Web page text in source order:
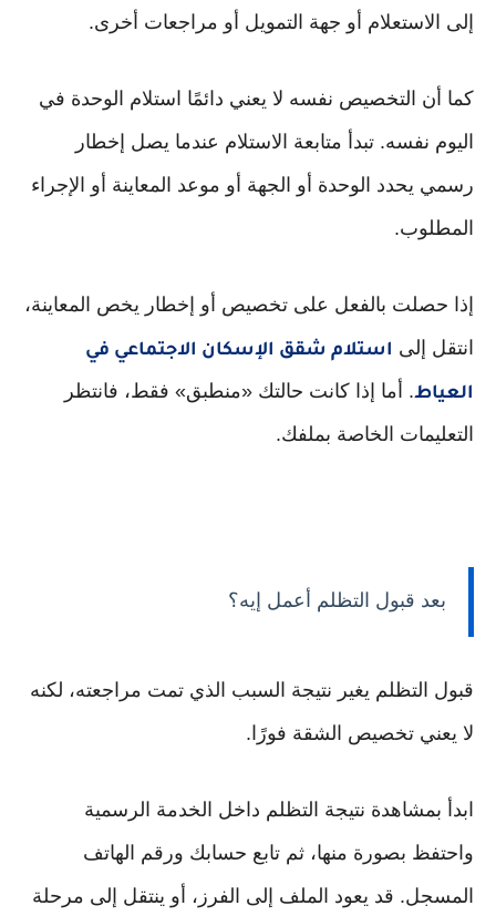
إلى الاستعلام أو جهة التمويل أو مراجعات أخرى.
كما أن التخصيص نفسه لا يعني دائمًا استلام الوحدة في
اليوم نفسه. تبدأ متابعة الاستلام عندما يصل إخطار
رسمي يحدد الوحدة أو الجهة أو موعد المعاينة أو الإجراء
المطلوب.
إذا حصلت بالفعل على تخصيص أو إخطار يخص المعاينة،
انتقل إلى استلام شقق الإسكان الاجتماعي في
العياط. أما إذا كانت حالتك «منطبق» فقط، فانتظر
التعليمات الخاصة بملفك.
بعد قبول التظلم أعمل إيه؟
قبول التظلم يغير نتيجة السبب الذي تمت مراجعته، لكنه
لا يعني تخصيص الشقة فورًا.
ابدأ بمشاهدة نتيجة التظلم داخل الخدمة الرسمية
واحتفظ بصورة منها، ثم تابع حسابك ورقم الهاتف
المسجل. قد يعود الملف إلى الفرز، أو ينتقل إلى مرحلة